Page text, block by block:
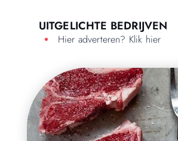
UITGELICHTE BEDRIJVEN
Hier adverteren? Klik hier